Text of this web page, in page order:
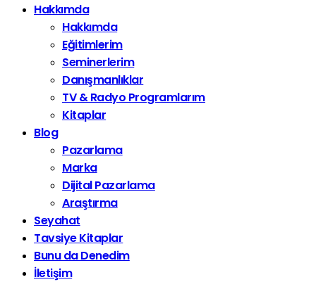
Hakkımda
Hakkımda
Eğitimlerim
Seminerlerim
Danışmanlıklar
TV & Radyo Programlarım
Kitaplar
Blog
Pazarlama
Marka
Dijital Pazarlama
Araştırma
Seyahat
Tavsiye Kitaplar
Bunu da Denedim
İletişim